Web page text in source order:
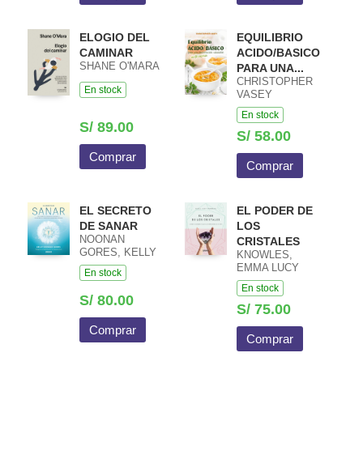
ELOGIO DEL
CAMINAR
SHANE O'MARA
En stock
S/ 89.00
Comprar
EQUILIBRIO
ACIDO/BASICO
PARA UNA...
CHRISTOPHER
VASEY
En stock
S/ 58.00
Comprar
EL SECRETO
DE SANAR
NOONAN
GORES, KELLY
En stock
S/ 80.00
Comprar
EL PODER DE
LOS
CRISTALES
KNOWLES,
EMMA LUCY
En stock
S/ 75.00
Comprar